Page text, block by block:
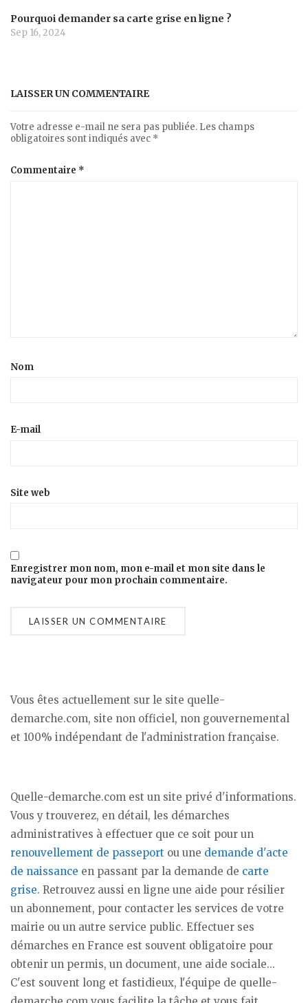
Pourquoi demander sa carte grise en ligne ?
Sep 16, 2024
LAISSER UN COMMENTAIRE
Votre adresse e-mail ne sera pas publiée. Les champs
obligatoires sont indiqués avec *
Commentaire *
Nom
E-mail
Site web
Enregistrer mon nom, mon e-mail et mon site dans le
navigateur pour mon prochain commentaire.
Vous êtes actuellement sur le site quelle-
demarche.com, site non officiel, non gouvernemental
et 100% indépendant de l'administration française.
Quelle-demarche.com est un site privé d'informations.
Vous y trouverez, en détail, les démarches
administratives à effectuer que ce soit pour un
renouvellement de passeport ou une demande d'acte
de naissance en passant par la demande de carte
grise. Retrouvez aussi en ligne une aide pour résilier
un abonnement, pour contacter les services de votre
mairie ou un autre service public. Effectuer ses
démarches en France est souvent obligatoire pour
obtenir un permis, un document, une aide sociale...
C'est souvent long et fastidieux, l'équipe de quelle-